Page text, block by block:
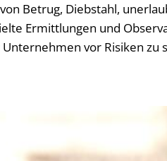
Betrug, Diebstahl,
Ermittlungen und
vor Risiken zu